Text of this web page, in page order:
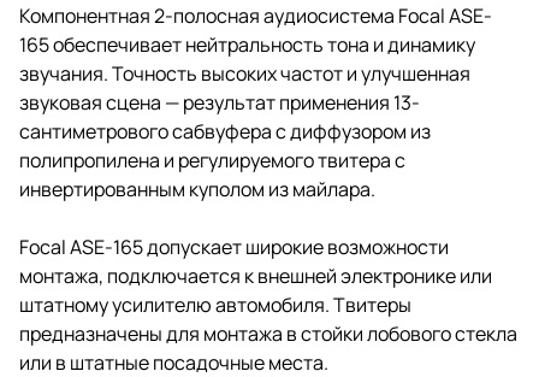
Компонентная 2-полосная аудиосистема Focal ASE-
165 обеспечивает нейтральность тона и динамику
звучания. Точность высоких частот и улучшенная
звуковая сцена — результат применения 13-
сантиметрового сабвуфера с диффузором из
полипропилена и регулируемого твитера с
инвертированным куполом из майлара.
Focal ASE-165 допускает широкие возможности
монтажа, подключается к внешней электронике или
штатному усилителю автомобиля. Твитеры
предназначены для монтажа в стойки лобового стекла
или в штатные посадочные места.